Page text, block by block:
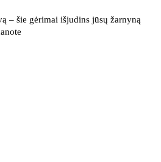
– šie gėrimai išjudins jūsų žarnyną